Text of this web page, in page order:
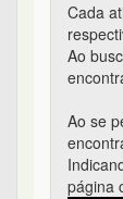
Cada
Ao
Ao se
página